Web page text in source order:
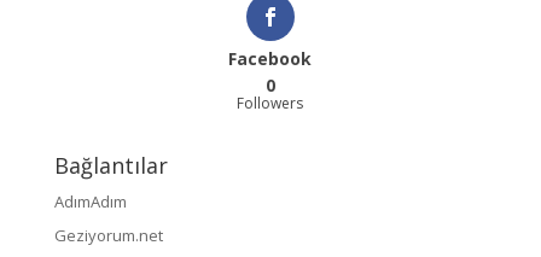
Facebook
0
Followers
Bağlantılar
AdımAdım
Geziyorum.net